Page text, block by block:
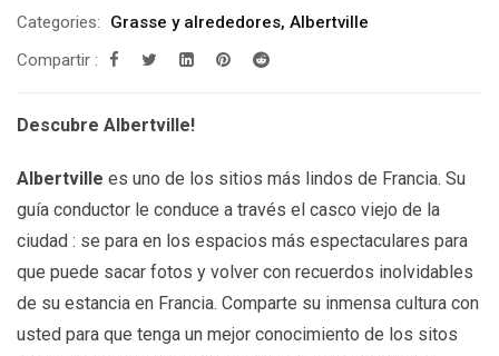
Categories: Grasse y alrededores, Albertville
Compartir :
Descubre Albertville!
Albertville es uno de los sitios más lindos de Francia. Su
guía conductor le conduce a través el casco viejo de la
ciudad : se para en los espacios más espectaculares para
que puede sacar fotos y volver con recuerdos inolvidables
de su estancia en Francia. Comparte su inmensa cultura con
usted para que tenga un mejor conocimiento de los sitos